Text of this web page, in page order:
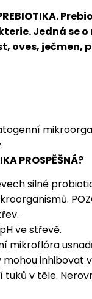
Jedná se
oves,
PROSPĚŠNÁ?
silné
ve střevě.
mikroflóra
inhibovat
tuků v těle.